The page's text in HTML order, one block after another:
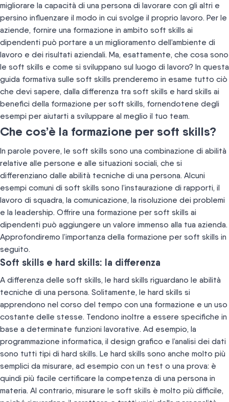
migliorare la capacità di una persona di lavorare con gli altri e
persino influenzare il modo in cui svolge il proprio lavoro. Per le
aziende, fornire una formazione in ambito soft skills ai
dipendenti può portare a un miglioramento dell’ambiente di
lavoro e dei risultati aziendali. Ma, esattamente, che cosa sono
le soft skills e come si sviluppano sul luogo di lavoro? In questa
guida formativa sulle soft skills prenderemo in esame tutto ciò
che devi sapere, dalla differenza tra soft skills e hard skills ai
benefici della formazione per soft skills, fornendotene degli
esempi per aiutarti a sviluppare al meglio il tuo team.
Che cos’è la formazione per soft skills?
In parole povere, le soft skills sono una combinazione di abilità
relative alle persone e alle situazioni sociali, che si
differenziano dalle abilità tecniche di una persona. Alcuni
esempi comuni di soft skills sono l’instaurazione di rapporti, il
lavoro di squadra, la comunicazione, la risoluzione dei problemi
e la leadership. Offrire una formazione per soft skills ai
dipendenti può aggiungere un valore immenso alla tua azienda.
Approfondiremo l’importanza della formazione per soft skills in
seguito.
Soft skills e hard skills: la differenza
A differenza delle soft skills, le hard skills riguardano le abilità
tecniche di una persona. Solitamente, le hard skills si
apprendono nel corso del tempo con una formazione e un uso
costante delle stesse. Tendono inoltre a essere specifiche in
base a determinate funzioni lavorative. Ad esempio, la
programmazione informatica, il design grafico e l’analisi dei dati
sono tutti tipi di hard skills. Le hard skills sono anche molto più
semplici da misurare, ad esempio con un test o una prova: è
quindi più facile certificare la competenza di una persona in
materia. Al contrario, misurare le soft skills è molto più difficile,